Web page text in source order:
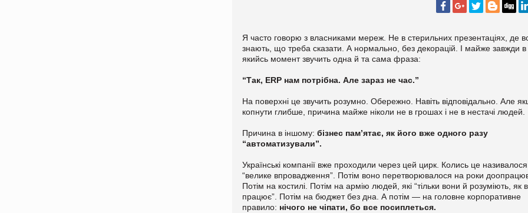
Я часто говорю з власниками мереж. Не в стерильних презентаціях, де
знають, що треба сказати. А нормально, без декорацій. І майже завжди в
якийсь момент звучить одна й та сама фраза:
“Так, ERP нам потрібна. Але зараз не час.”
На поверхні це звучить розумно. Обережно. Навіть відповідально. Але
копнути глибше, причина майже ніколи не в грошах і не в нестачі людей.
Причина в іншому:бізнес пам’ятає, як його вже одного разу
“автоматизували”.
Українські компанії вже проходили через цей цирк. Колись це називалося
“велике впровадження”. Потім воно перетворювалося на роки
Потім на костилі. Потім на армію людей, які “тільки вони й розуміють, як
працює”. Потім на бюджет без дна. А потім — на головне корпоративне
правило: нічого не чіпати, бо все посиплеться.